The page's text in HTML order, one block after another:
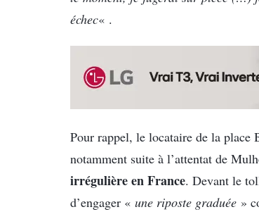
échec« .
Pour rappel, le locataire de la place
notamment suite à l’attentat de
irrégulière en France. Devant le
d’engager « une riposte graduée »